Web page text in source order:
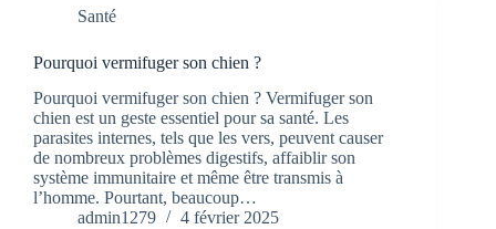
Santé
Pourquoi vermifuger son chien ?
Pourquoi vermifuger son chien ? Vermifuger son
chien est un geste essentiel pour sa santé. Les
parasites internes, tels que les vers, peuvent causer
de nombreux problèmes digestifs, affaiblir son
système immunitaire et même être transmis à
l’homme. Pourtant, beaucoup…
admin1279
4 février 2025